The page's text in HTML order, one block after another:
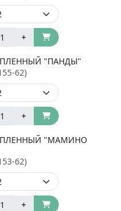
+
"ПАНДЫ"
62)
+
"МАМИНО
62)
+